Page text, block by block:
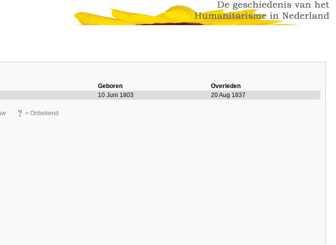
Geboren
Overleden
10 Juni 1803 20 Aug 1837
= Onbekend